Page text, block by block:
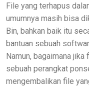
File yang terhapus
umumnya masih bisa
Bin, bahkan baik itu
bantuan sebuah
Namun, bagaimana
sebuah perangkat
mengembalikan file